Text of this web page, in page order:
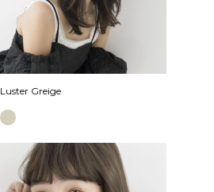
Luster Greige